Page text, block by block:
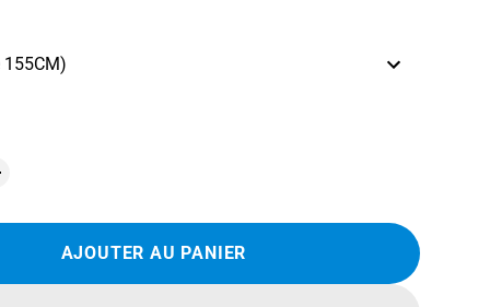
155CM)
AJOUTER AU PANIER